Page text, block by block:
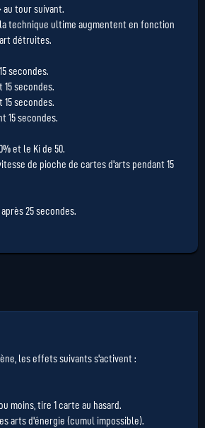
au tour suivant.
technique ultime augmentent en fonction
détruites.
secondes.
15 secondes.
15 secondes.
15 secondes.
et le Ki de 50.
de pioche de cartes d'arts pendant 15
25 secondes.
les effets suivants s'activent :
moins, tire 1 carte au hasard.
arts d'énergie (cumul impossible).